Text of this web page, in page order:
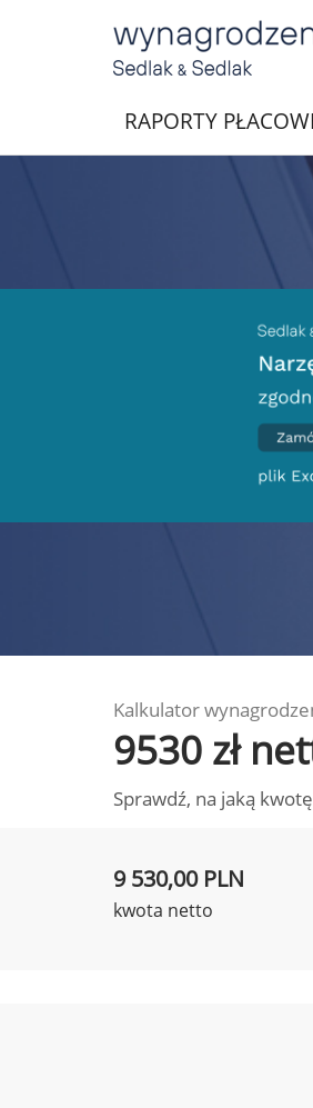
RAPORTY
Kalkulator
9530 zł
Sprawdź, na jaką
9 530,00 PLN
kwota netto